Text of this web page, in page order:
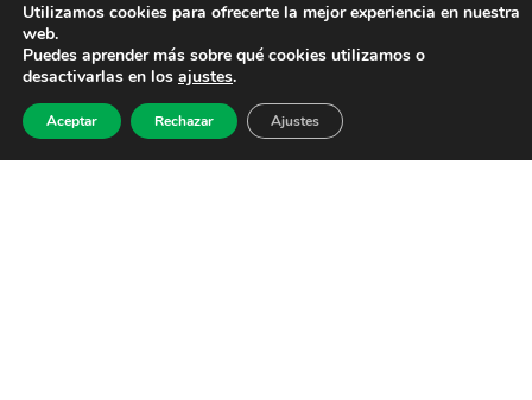
Utilizamos cookies para ofrecerte la mejor experiencia en nuestra
web.
Puedes aprender más sobre qué cookies utilizamos o
desactivarlas en los ajustes.
Aceptar Rechazar Ajustes